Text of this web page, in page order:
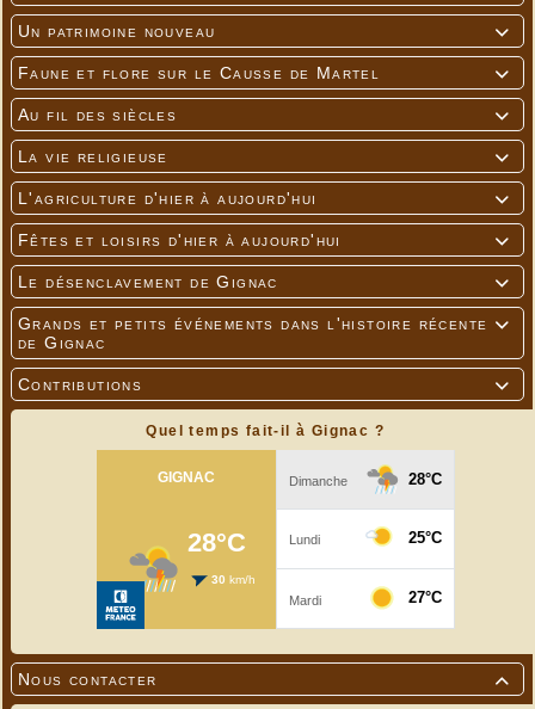

Un patrimoine nouveau

Faune et flore sur le Causse de Martel

Au fil des siècles

La vie religieuse

L'agriculture d'hier à aujourd'hui

Fêtes et loisirs d'hier à aujourd'hui

Le désenclavement de Gignac

Grands et petits événements dans l'histoire récente
de Gignac

Contributions
Quel temps fait-il à Gignac ?

Nous contacter